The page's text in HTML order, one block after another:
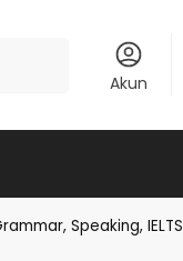
Akun
Speaking, IELTS